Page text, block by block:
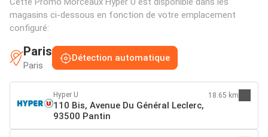
magasins ci-dessous en fonction de votre emplacement
configuré:
Paris
Paris
Détection automatique
Hyper U
110 Bis, Avenue Du Général Leclerc,
93500 Pantin
18.65 km